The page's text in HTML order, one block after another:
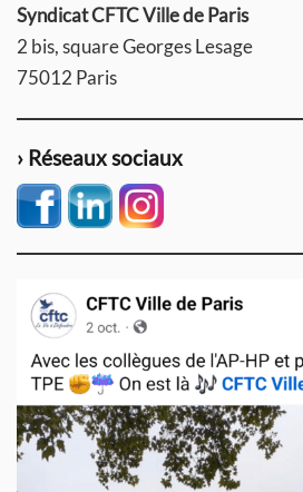
Syndicat CFTC Ville de Paris
2 bis, square Georges Lesage
75012 Paris
› Réseaux sociaux